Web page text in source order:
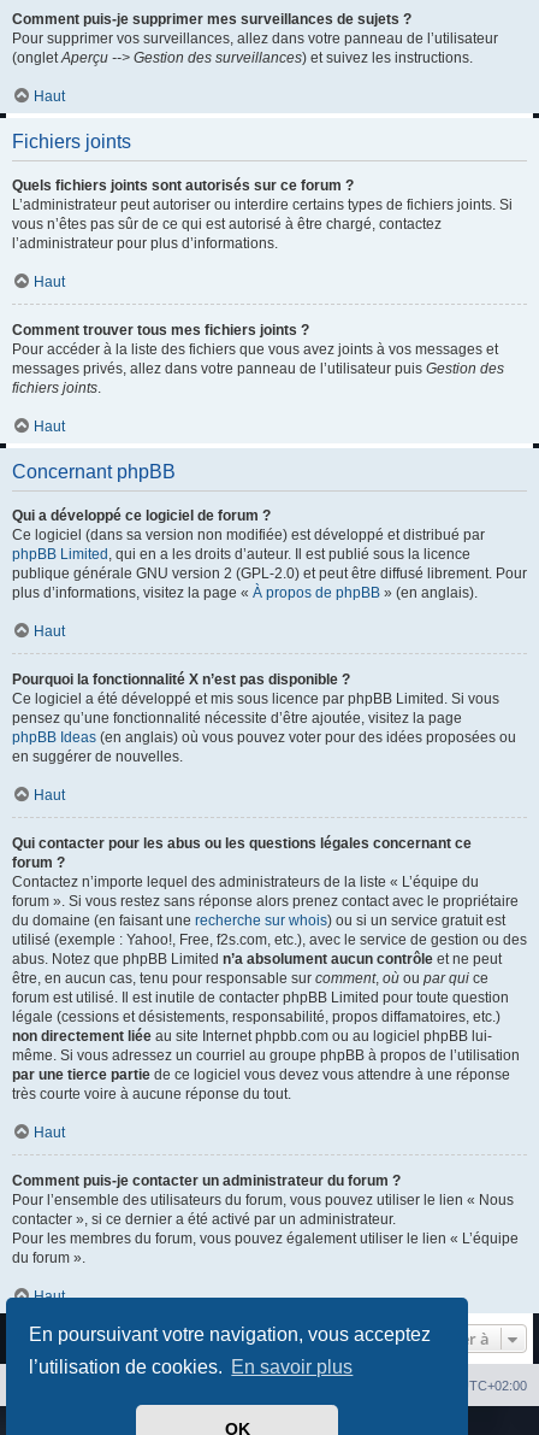
En poursuivant votre navigation, vous acceptez
l’utilisation de cookies. En savoir plus
OK
Comment puis-je supprimer mes surveillances de sujets ?
Pour supprimer vos surveillances, allez dans votre panneau de l’utilisateur
(onglet Aperçu --> Gestion des surveillances) et suivez les instructions.
Haut
Fichiers joints
Quels fichiers joints sont autorisés sur ce forum ?
L’administrateur peut autoriser ou interdire certains types de fichiers joints. Si
vous n’êtes pas sûr de ce qui est autorisé à être chargé, contactez
l’administrateur pour plus d’informations.
Haut
Comment trouver tous mes fichiers joints ?
Pour accéder à la liste des fichiers que vous avez joints à vos messages et
messages privés, allez dans votre panneau de l’utilisateur puis Gestion des
fichiers joints
Haut
Concernant phpBB
Qui a développé ce logiciel de forum ?
Ce logiciel (dans sa version non modifiée) est développé et distribué par
phpBB Limited , qui en a les droits d’auteur. Il est publié sous la licence
publique générale GNU version 2 (GPL-2.0) et peut être diffusé librement. Pour
plus d’informations, visitez la page « À propos de phpBB » (en anglais).
Haut
Pourquoi la fonctionnalité X n’est pas disponible ?
Ce logiciel a été développé et mis sous licence par phpBB Limited. Si vous
pensez qu’une fonctionnalité nécessite d’être ajoutée, visitez la page
phpBB Ideas (en anglais) où vous pouvez voter pour des idées proposées ou
en suggérer de nouvelles.
Haut
Qui contacter pour les abus ou les questions légales concernant ce
forum ?
Contactez n’importe lequel des administrateurs de la liste « L’équipe du
forum ». Si vous restez sans réponse alors prenez contact avec le propriétaire
du domaine (en faisant une recherche sur whois) ou si un service gratuit est
utilisé (exemple : Yahoo!, Free, f2s.com, etc.), avec le service de gestion ou des
abus. Notez que phpBB Limited n’a absolument aucun contrôle et ne peut
être, en aucun cas, tenu pour responsable sur comment, où ou par qui ce
forum est utilisé. Il est inutile de contacter phpBB Limited pour toute question
légale (cessions et désistements, responsabilité, propos diffamatoires, etc.)
non directement liée au site Internet phpbb.com ou au logiciel phpBB lui-
même. Si vous adressez un courriel au groupe phpBB à propos de l’utilisation
par une tierce partie de ce logiciel vous devez vous attendre à une réponse
très courte voire à aucune réponse du tout.
Haut
Comment puis-je contacter un administrateur du forum ?
Pour l’ensemble des utilisateurs du forum, vous pouvez utiliser le lien « Nous
contacter », si ce dernier a été activé par un administrateur.
Pour les membres du forum, vous pouvez également utiliser le lien « L’équipe
du forum ».
Haut
Aller à
UTC+02:00
phpBB® Forum Software © phpBB Limited